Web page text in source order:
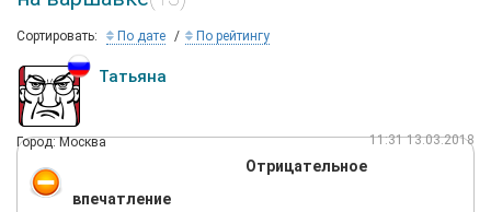
Сортировать: По дате По рейтингу
Татьяна
Город: Москва 11:31 13.03.2018
Отрицательное
впечатление